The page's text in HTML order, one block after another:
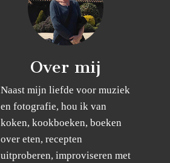
Over mij
Naast mijn liefde voor muziek
en fotografie, hou ik van
koken, kookboeken, boeken
over eten, recepten
uitproberen, improviseren met